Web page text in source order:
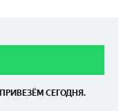
ПРИВЕЗЁМ СЕГОДНЯ.